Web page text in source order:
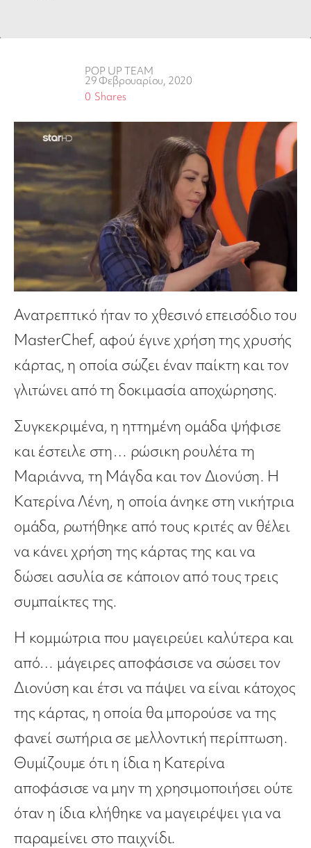
POP UP TEAM
29 Φεβρουαρίου, 2020
Shares
0
Ανατρεπτικό ήταν το χθεσινό επεισόδιο του
MasterChef, αφού έγινε χρήση της χρυσής
κάρτας, η οποία σώζει έναν παίκτη και τον
γλιτώνει από τη δοκιμασία αποχώρησης.
Συγκεκριμένα, η ηττημένη ομάδα ψήφισε
και έστειλε στη… ρώσικη ρουλέτα τη
Μαριάννα, τη Μάγδα και τον Διονύση. Η
Κατερίνα Λένη, η οποία άνηκε στη νικήτρια
ομάδα, ρωτήθηκε από τους κριτές αν θέλει
να κάνει χρήση της κάρτας της και να
δώσει ασυλία σε κάποιον από τους τρεις
συμπαίκτες της.
Η κομμώτρια που μαγειρεύει καλύτερα και
από… μάγειρες αποφάσισε να σώσει τον
Διονύση και έτσι να πάψει να είναι κάτοχος
της κάρτας, η οποία θα μπορούσε να της
φανεί σωτήρια σε μελλοντική περίπτωση.
Θυμίζουμε ότι η ίδια η Κατερίνα
αποφάσισε να μην τη χρησιμοποιήσει ούτε
όταν η ίδια κλήθηκε να μαγειρέψει για να
παραμείνει στο παιχνίδι.